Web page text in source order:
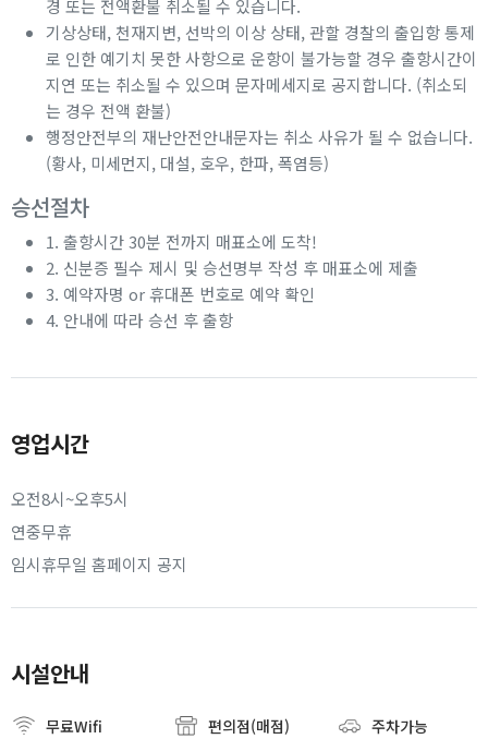
경 또는 전액환불 취소될 수 있습니다.
기상상태, 천재지변, 선박의 이상 상태, 관할 경찰의 출입항 통제
로 인한 예기치 못한 사항으로 운항이 불가능할 경우 출항시간이
지연 또는 취소될 수 있으며 문자메세지로 공지합니다. (취소되
는 경우 전액 환불)
행정안전부의 재난안전안내문자는 취소 사유가 될 수 없습니다.
(황사, 미세먼지, 대설, 호우, 한파, 폭염등)
승선절차
1. 출항시간 30분 전까지 매표소에 도착!
2. 신분증 필수 제시 및 승선명부 작성 후 매표소에 제출
3. 예약자명 or 휴대폰 번호로 예약 확인
4. 안내에 따라 승선 후 출항
영업시간
오전8시~오후5시
연중무휴
임시휴무일 홈페이지 공지
시설안내
무료Wifi 편의점(매점) 주차가능